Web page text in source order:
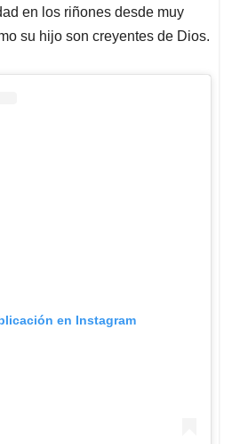
en los riñones desde muy
su hijo son creyentes de Dios.
en Instagram